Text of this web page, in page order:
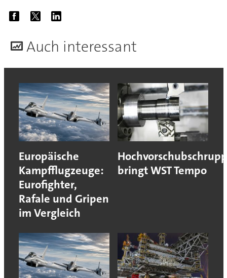
Auch interessant
Europäische
Kampfflugzeuge:
Eurofighter,
Rafale und Gripen
im Vergleich
bringt WST Tempo